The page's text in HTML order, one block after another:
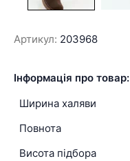
Артикул: 203968
Інформація про товар:
Ширина халяви
Повнота
Висота підбора